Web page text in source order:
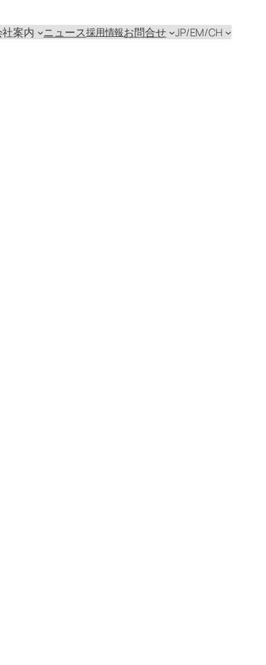
社案内 ニュース採用情報お問合せ JP/EM/CH